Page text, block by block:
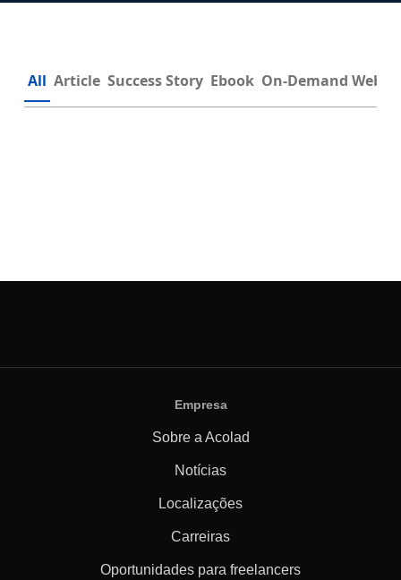
All Article Success Story Ebook On-Demand
Empresa
Sobre a Acolad
Notícias
Localizações
Carreiras
Oportunidades para freelancers